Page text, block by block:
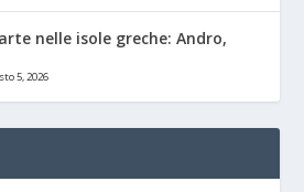
nelle isole greche: Andro,
5, 2026